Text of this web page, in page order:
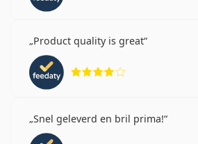
Product quality is great
Snel geleverd en bril prima!